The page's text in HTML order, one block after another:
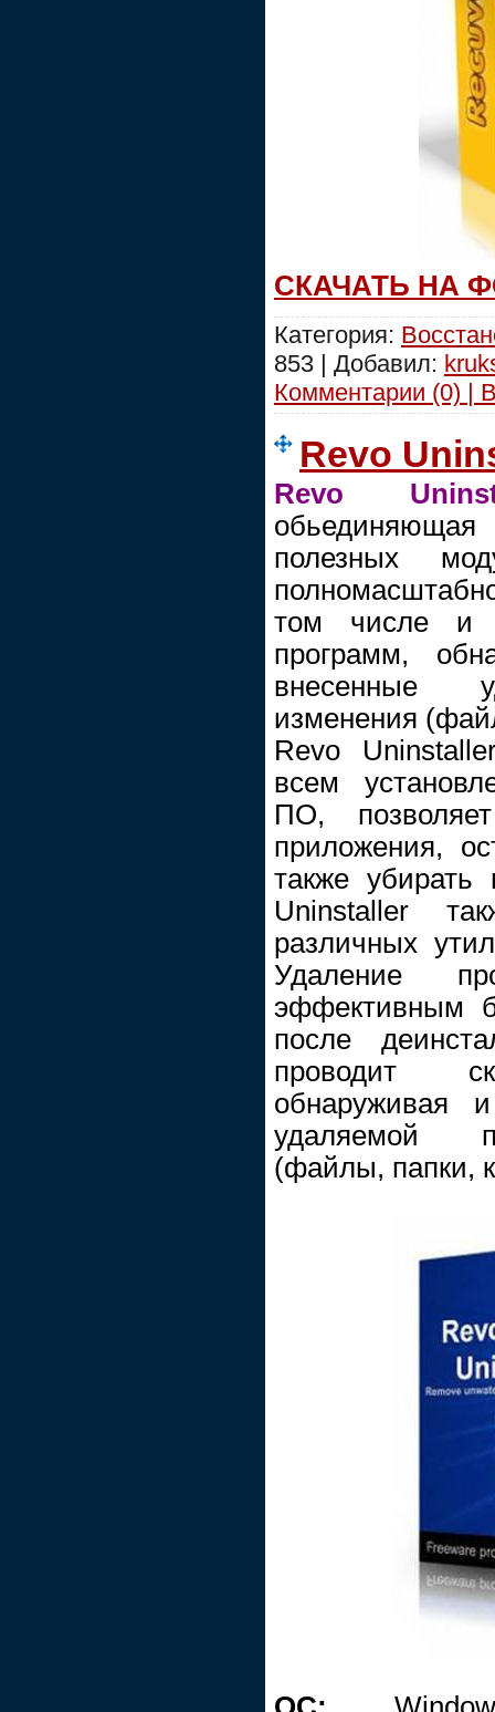
СКАЧАТЬ НА
Категория:
853 | Добавил:
Комментарии (0) |
Revo
Revo
обьединяющая
полезных
том числе и
программ,
внесенные
изменения
Revo
всем
ПО,
приложения,
также убирать
Uninstaller
различных
Удаление
эффективным
после
проводит
обнаруживая
удаляемой
(файлы, папки,